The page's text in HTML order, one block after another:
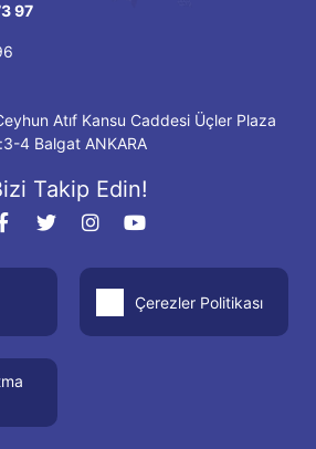
97
Atıf Kansu Caddesi Üçler Plaza
4 Balgat ANKARA
Takip Edin!
Çerezler Politikası